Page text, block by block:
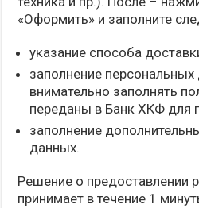
«Оформить» и заполните
указание способа
заполнение
внимательно заполнять
переданы в Банк ХКФ для
заполнение
данных.
Решение о предоставлении
принимает в течение 1